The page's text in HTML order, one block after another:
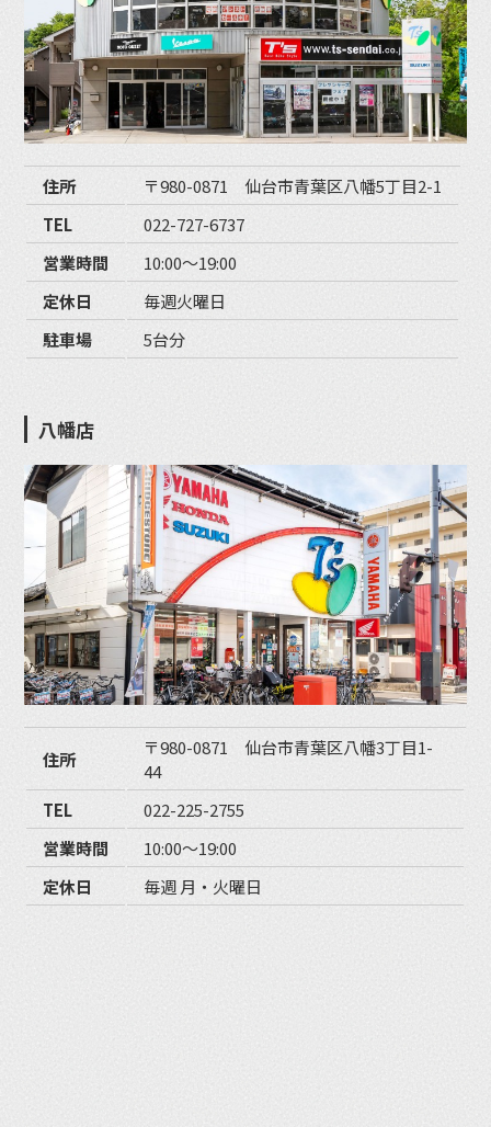
住所
〒980-0871 仙台市青葉区八幡5丁目2-1
TEL
022-727-6737
営業時間
10:00〜19:00
定休日
毎週火曜日
駐車場
5台分
八幡店
住所
〒980-0871 仙台市青葉区八幡3丁目1-
44
TEL
022-225-2755
営業時間
10:00〜19:00
定休日
毎週 月・火曜日